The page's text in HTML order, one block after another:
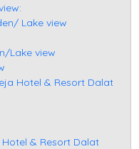
Lake view
Lake view
Hotel & Resort Dalat
& Resort Dalat